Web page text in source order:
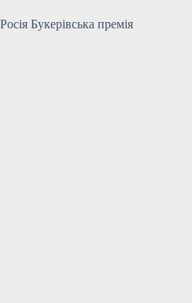
Росія Букерівська премія